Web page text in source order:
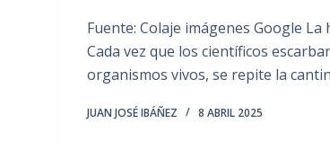
Fuente: Colaje imágenes Google
Cada vez que los científicos
organismos vivos, se repite la
JUAN JOSÉ IBÁÑEZ 8 ABRIL 2025